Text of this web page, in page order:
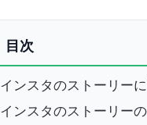
目次
インスタのストーリー
インスタのストーリー